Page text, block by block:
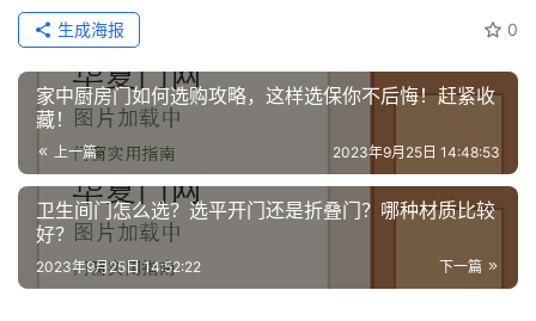
0
生成海报
家中厨房门如何选购攻略，这样选保你不后悔！赶紧收
藏！
上一篇 2023年9月25日 14:48:53
卫生间门怎么选？选平开门还是折叠门？哪种材质比较
好？
下一篇
2023年9月25日 14:52:22